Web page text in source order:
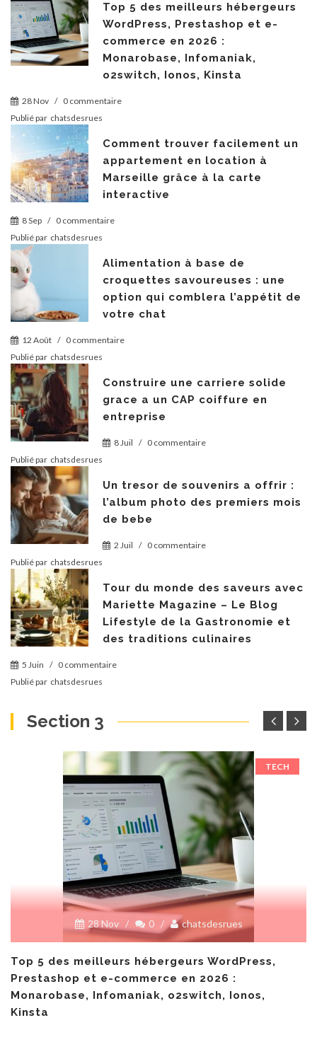
Top 5 des meilleurs hébergeurs
WordPress, Prestashop et e-
commerce en 2026 :
Monarobase, Infomaniak,
o2switch, Ionos, Kinsta
28 Nov / 0 commentaire
Publié par chatsdesrues
Comment trouver facilement un
appartement en location à
Marseille grâce à la carte
interactive
8 Sep / 0 commentaire
Publié par chatsdesrues
Alimentation à base de
croquettes savoureuses : une
option qui comblera l’appétit de
votre chat
12 Août / 0 commentaire
Publié par chatsdesrues
Construire une carriere solide
grace a un CAP coiffure en
entreprise
8 Juil / 0 commentaire
Publié par chatsdesrues
Un tresor de souvenirs a offrir :
l’album photo des premiers mois
de bebe
2 Juil / 0 commentaire
Publié par chatsdesrues
Tour du monde des saveurs avec
Mariette Magazine – Le Blog
Lifestyle de la Gastronomie et
des traditions culinaires
5 Juin / 0 commentaire
Publié par chatsdesrues
Section 3
TECH
28 Nov / 0 / chatsdesrues
Top 5 des meilleurs hébergeurs WordPress,
Prestashop et e-commerce en 2026 :
Monarobase, Infomaniak, o2switch, Ionos,
Kinsta